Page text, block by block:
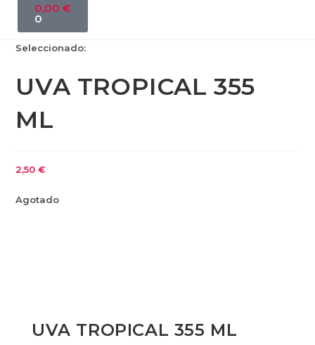
0,00 €
0
Seleccionado:
UVA TROPICAL 355
ML
2,50€
Agotado
UVA TROPICAL 355 ML